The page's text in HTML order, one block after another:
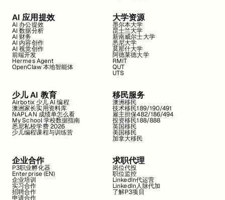
AI 应用提效
AI 办公提效
AI 数据分析
AI 财务
AI 内容创作
AI 视觉创作
前端开发
Hermes Agent
OpenClaw 本地智能体
大学资源
墨尔本大学
昆士兰大学
新南威尔士大学
悉尼大学
莫那什大学
阿德莱德大学
RMIT
QUT
UTS
少儿 AI 教育
Airbotix 少儿 AI 编程
澳洲家长实用资料库
NAPLAN 成绩单怎么看
My School 学校数据指南
悉尼私校学费 2026
少儿编程课程与训练营
移民服务
澳洲移民
技术移民189/190/491
雇主担保482/186/494
投资移民188/888
英国移民
美国移民
加拿大移民
企业合作
P3职业孵化器
Enterprise (EN)
企业培训
实习合作
招聘合作
申请合作
求职代理
岗位代投
职位监控
LinkedIn代运营
LinkedIn人脉代加
了解P3项目